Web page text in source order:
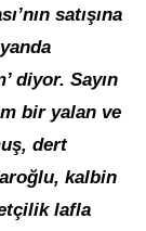
satışına
diyor. Sayın
bir yalan ve
dert
kalbin
lafla